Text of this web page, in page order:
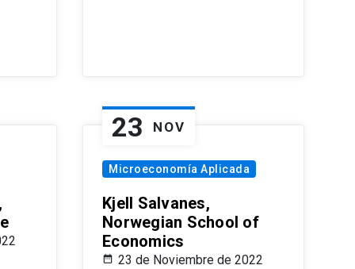
23 NOV
Microeconomía Aplicada
Kjell Salvanes,
Norwegian School of
Economics
23 de Noviembre de 2022